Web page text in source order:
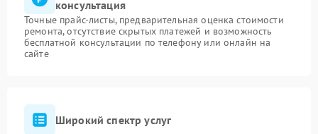
консультация
Точные прайс-листы, предварительная оценка стоимости
ремонта, отсутствие скрытых платежей и возможность
бесплатной консультации по телефону или онлайн на
сайте
Широкий спектр услуг